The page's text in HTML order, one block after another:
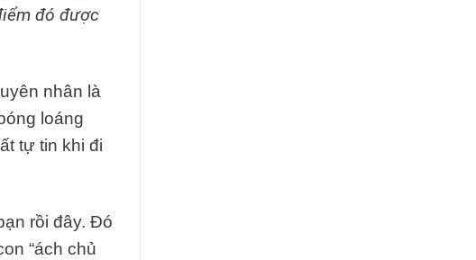
iểm đó được
nhân là
loáng
tự tin khi đi
rồi đây. Đó
“ách chủ